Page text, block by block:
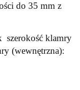
do 35 mm z
szerokość klamry
(wewnętrzna):